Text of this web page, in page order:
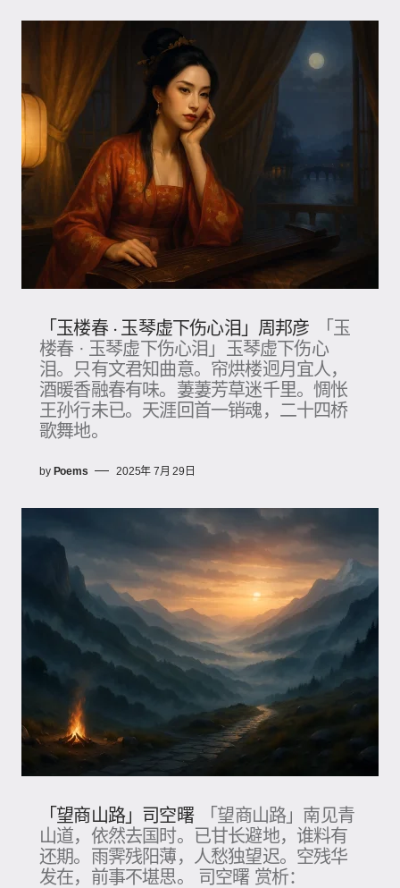
「玉楼春 · 玉琴虚下伤心泪」周邦彦
「玉
楼春 · 玉琴虚下伤心泪」玉琴虚下伤心
泪。只有文君知曲意。帘烘楼迥月宜人，
酒暖香融春有味。萋萋芳草迷千里。惆怅
王孙行未已。天涯回首一销魂，二十四桥
歌舞地。
by Poems 2025年 7月 29日
「望商山路」司空曙
「望商山路」南见青
山道，依然去国时。已甘长避地，谁料有
还期。雨霁残阳薄，人愁独望迟。空残华
发在，前事不堪思。 司空曙 赏析：